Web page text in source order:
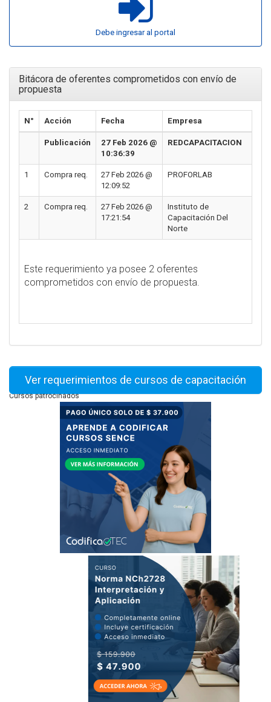
Debe ingresar al portal
Bitácora de oferentes comprometidos con envío de
propuesta
N° Acción Fecha Empresa
Publicación
27 Feb 2026 @
10:36:39
REDCAPACITACION
1 Compra req.
27 Feb 2026 @
12:09:52
PROFORLAB
2 Compra req.
27 Feb 2026 @
17:21:54
Instituto de
Capacitación Del
Norte
Este requerimiento ya posee 2 oferentes
comprometidos con envío de propuesta.
Ver requerimientos de cursos de capacitación
Cursos patrocinados